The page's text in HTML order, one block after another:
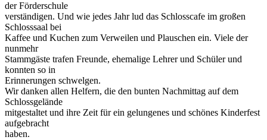
der Förderschule
verständigen. Und wie jedes Jahr lud das Schlosscafe im großen
Schlosssaal bei
Kaffee und Kuchen zum Verweilen und Plauschen ein. Viele der
nunmehr
Stammgäste trafen Freunde, ehemalige Lehrer und Schüler und
konnten so in
Erinnerungen schwelgen.
Wir danken allen Helfern, die den bunten Nachmittag auf dem
Schlossgelände
mitgestaltet und ihre Zeit für ein gelungenes und schönes Kinderfest
aufgebracht
haben.